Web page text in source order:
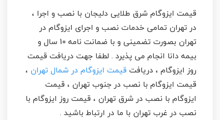
قیمت ایزوگام شرق طلایی دلیجان با نصب و اجرا ،
در تهران تمامی خدمات نصب و اجرای ایزوگام در
تهران بصورت تضمینی و با ضمانت نامه 10 سال و
بیمه دانا انجام می پذیرد . لطفا جهت دریافت قیمت
روز ایزوگام ، دریافت قیمت ایزوگام در شمال تهران ،
قیمت ایزوگام با نصب در جنوب تهران ، قیمت
ایزوگام با نصب در شرق تهران ، قیمت روز ایزوگام با
نصب در غرب تهران با ما در ارتباط باشید .